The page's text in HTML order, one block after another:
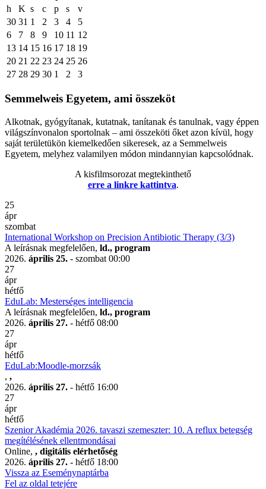
h
K s c p s
v
30 31 1 2 3 4
5
6
7 8 9 10 11 12
13 14 15 16 17 18 19
20 21 22 23 24 25 26
27 28 29 30 1 2 3
Semmelweis Egyetem, ami összeköt
Alkotnak, gyógyítanak, kutatnak, tanítanak és tanulnak, vagy éppen
világszínvonalon sportolnak – ami összeköti őket azon kívül, hogy
saját területükön kiemelkedően sikeresek, az a Semmelweis
Egyetem, melyhez valamilyen módon mindannyian kapcsolódnak.
A kisfilmsorozat megtekinthető
erre a linkre kattintva.
25
ápr
szombat
International Workshop on Precision Antibiotic Therapy (3/3)
A leírásnak megfelelően, ld., program
2026. április 25. - szombat 00:00
27
ápr
hétfő
EduLab: Mesterséges intelligencia
A leírásnak megfelelően, ld., program
2026. április 27. - hétfő 08:00
27
ápr
hétfő
EduLab:Moodle-morzsák
, ,
2026. április 27. - hétfő 16:00
27
ápr
hétfő
Szenior Akadémia 2026. tavaszi szemeszter: 10. A reflux betegség
megítélésének ellentmondásai
Online, , digitális elérhetőség
2026. április 27. - hétfő 18:00
Vissza az Eseménynaptárba
Fel az oldal tetejére